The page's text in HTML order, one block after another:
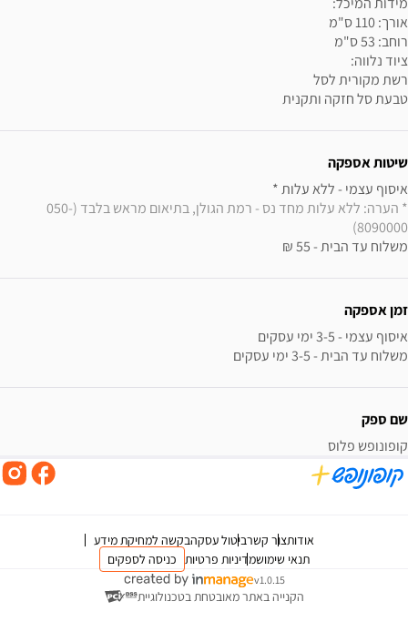
טבעת סל חזקה ותקנית
שיטות אספקה
איסוף עצמי - ללא עלות *
* הערה: ללא עלות מחד נס - רמת הגולן, בתיאום מראש בלבד (050-
8090000)
משלוח עד הבית - 55 ₪
זמן אספקה
משלוח עד הבית - 3-5 ימי עסקים
שם ספק
קופונופש פלוס
אודותצור קשרביטול עסקהבקשה למחיקת מידע
תנאי שימושמדיניות פרטיות כניסה לספקים
v1.0.15
הקנייה באתר מאובטחת בטכנולוגיית